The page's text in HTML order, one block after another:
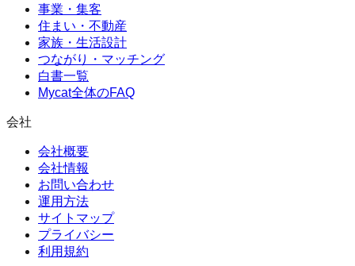
事業・集客
住まい・不動産
家族・生活設計
つながり・マッチング
白書一覧
Mycat全体のFAQ
会社
会社概要
会社情報
お問い合わせ
運用方法
サイトマップ
プライバシー
利用規約